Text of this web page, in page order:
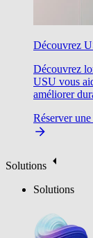
Découvrez
Découvrez
USU vous
améliorer
Réserver
Solutions
Solutions